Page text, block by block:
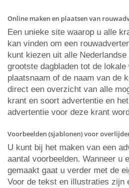
Online maken en plaatsen van
Een unieke site waarop u alle
kan vinden om een
kunt kiezen uit alle
grootste dagbladen tot de
plaatsnaam of de naam van de
direct een overzicht van alle
krant en soort advertentie en
advertentie voor deze krant
Voorbeelden (sjablonen) voor
U kunt bij het maken van een
aantal voorbeelden. Wanneer u
gemaakt gaat u verder met de
Voor de tekst en illustraties zijn